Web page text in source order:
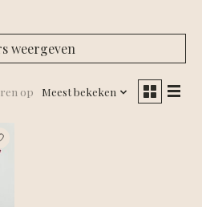
weergeven
op Meest bekeken